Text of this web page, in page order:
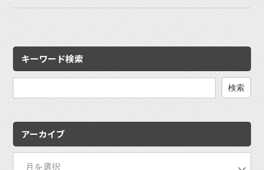
キーワード検索
アーカイブ